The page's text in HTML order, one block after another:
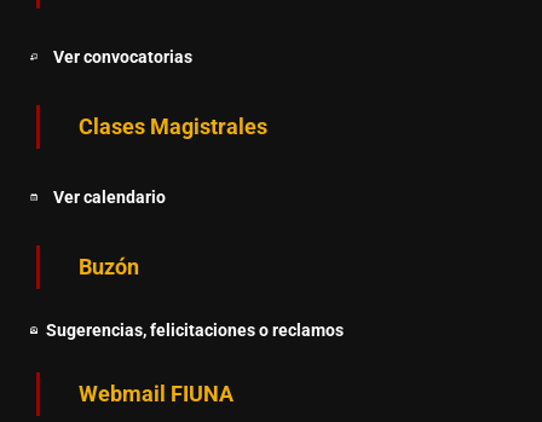
Ver convocatorias
Clases Magistrales
Ver calendario
Buzón
Sugerencias, felicitaciones o reclamos
Webmail FIUNA